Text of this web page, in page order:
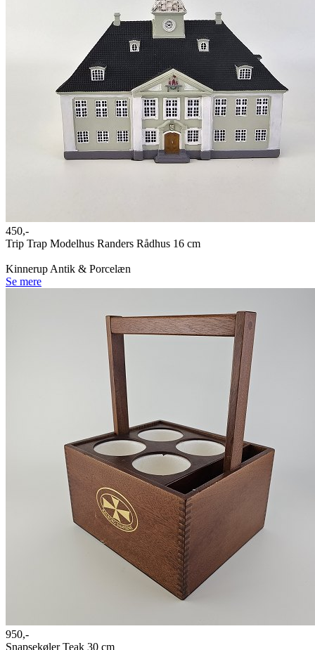
450,-
Trip Trap Modelhus Randers Rådhus 16 cm
Kinnerup Antik & Porcelæn
Se mere
950,-
Snapsekøler Teak 30 cm